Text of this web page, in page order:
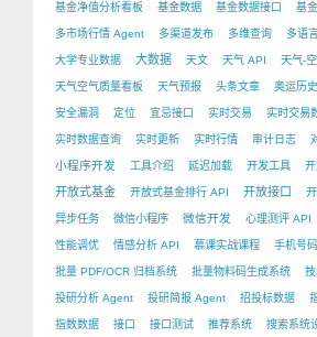
基金净值分析看板 基金数据 基金数据接口 基
多市场行情 Agent 多渠道发布 多维查询 多语
大学专业数据 大数据 天文 天气 API 天气-
天气空气质量看板 天气预报 头条文章 奥运历
安全漏洞 定位 宜忌接口 实时交易 实时交易
实时数据查询 实时更新 实时行情 审计日志
小程序开发 工具介绍 延迟加载 开发工具
开放式基金 开放式基金排行 API 开放接口
异步任务 微信小程序 微信开发 心理测评 API
性能调优 情感分析 API 慕课实战课程 手机号码
批量 PDF/OCR 归档系统 批量物料码生成系统
投研分析 Agent 投研简报 Agent 招投标数据
指数数据 接口 接口测试 推荐系统 搜索系统